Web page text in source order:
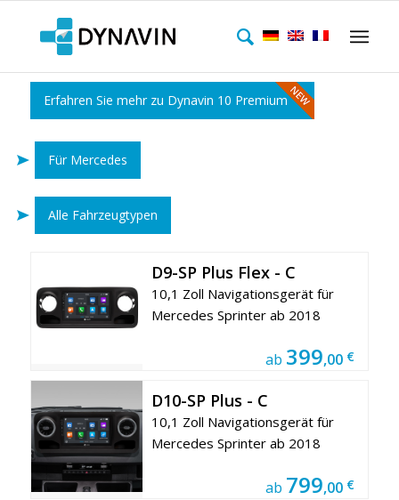
Erfahren Sie mehr zu Dynavin 10 Premium
Für Mercedes
Alle Fahrzeugtypen
D9-SP Plus Flex - C
10,1 Zoll Navigationsgerät für
Mercedes Sprinter ab 2018
ab 399,00 €
D10-SP Plus - C
10,1 Zoll Navigationsgerät für
Mercedes Sprinter ab 2018
ab 799,00 €